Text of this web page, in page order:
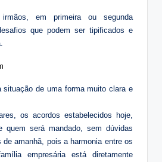
em primeira ou segunda
que podem ser tipificados e
situação de uma forma muito clara e
os acordos estabelecidos hoje,
quem será mandado, sem dúvidas
amanhã, pois a harmonia entre os
empresária está diretamente